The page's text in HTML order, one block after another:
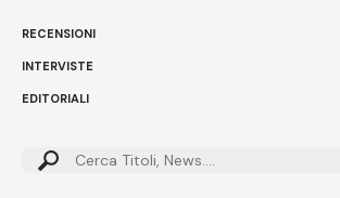
RECENSIONI
INTERVISTE
EDITORIALI
Cerca: